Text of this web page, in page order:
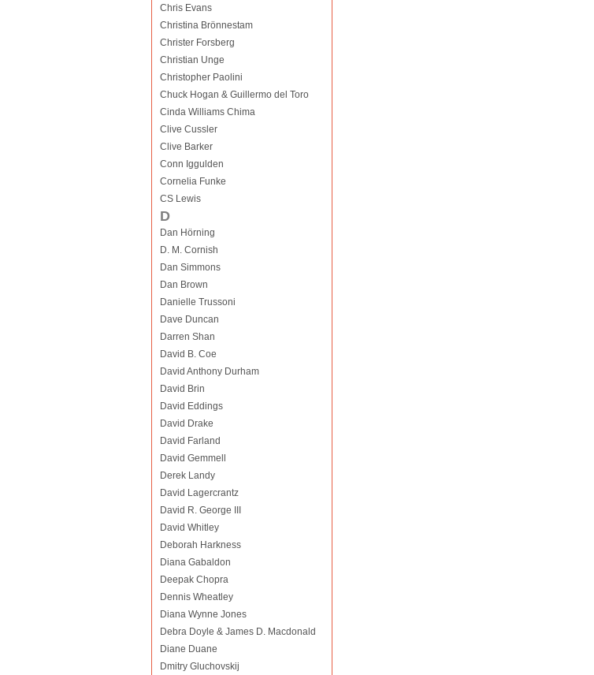
Chris Evans
Christina Brönnestam
Christer Forsberg
Christian Unge
Christopher Paolini
Chuck Hogan & Guillermo del Toro
Cinda Williams Chima
Clive Cussler
Clive Barker
Conn Iggulden
Cornelia Funke
CS Lewis
D
Dan Hörning
D. M. Cornish
Dan Simmons
Dan Brown
Danielle Trussoni
Dave Duncan
Darren Shan
David B. Coe
David Anthony Durham
David Brin
David Eddings
David Drake
David Farland
David Gemmell
Derek Landy
David Lagercrantz
David R. George III
David Whitley
Deborah Harkness
Diana Gabaldon
Deepak Chopra
Dennis Wheatley
Diana Wynne Jones
Debra Doyle & James D. Macdonald
Diane Duane
Dmitry Gluchovskij